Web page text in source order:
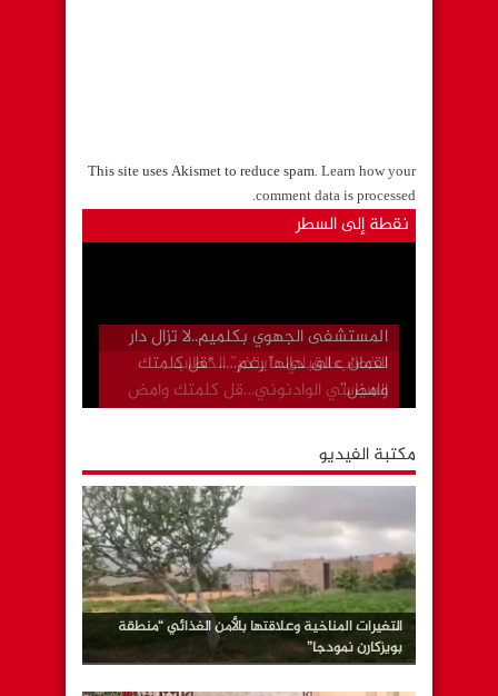
This site uses Akismet to reduce spam.Learn how your
comment data is processed
.
نقطة إلى السطر
الخطاب القبلي…”ينخر” الخطاب
السياسي الوادنوني…قل كلمتك وامض
مكتبة الفيديو
التغيرات المناخية وعلاقتها بالأمن الغذائي “منطقة
بويزكارن نمودجا”